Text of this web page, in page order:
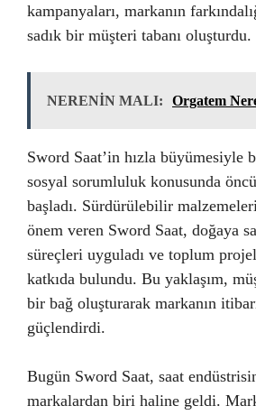
kampanyaları, markanın
sadık bir müşteri tabanı oluşturdu.
NERENİN MALI: Orgatem
Sword Saat’in hızla büyümesiyle
sosyal sorumluluk konusunda
başladı. Sürdürülebilir
önem veren Sword Saat, doğaya
süreçleri uyguladı ve toplum
katkıda bulundu. Bu yaklaşım,
bir bağ oluşturarak markanın
güçlendirdi.
Bugün Sword Saat, saat
markalardan biri haline geldi.